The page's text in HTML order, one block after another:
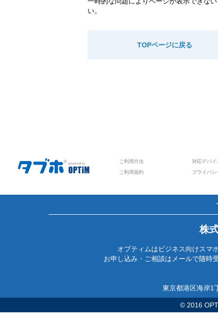
い。
TOPページに戻る
ご利用方法
対応デバイ
ご利用規約
プライバシ
株
オプティムはビジネス向けスマ
お申し込み・ご相談はメールで随時
東京都港区海岸1
© 2016